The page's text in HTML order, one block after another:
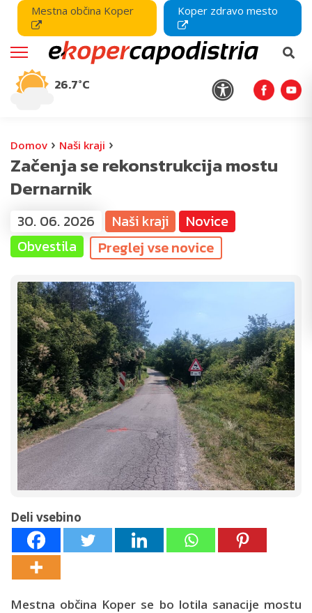
Mestna občina Koper Koper zdravo mesto
26.7°C
Domov › Naši kraji ›
Začenja se rekonstrukcija mostu
Dernarnik
30. 06. 2026 Naši kraji
Novice
Obvestila
Preglej vse novice
Deli vsebino
Mestna občina Koper se bo lotila sanacije mostu